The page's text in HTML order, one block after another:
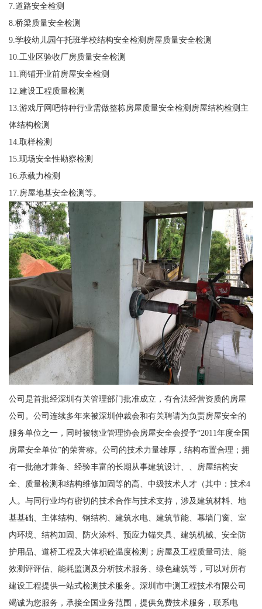
7.道路安全检测
8.桥梁质量安全检测
9.学校幼儿园午托班学校结构安全检测房屋质量安全检测
10.工业区验收厂房质量安全检测
11.商铺开业前房屋安全检测
12.建设工程质量检测
13.游戏厅网吧特种行业需做整栋房屋质量安全检测房屋结构检测主
体结构检测
14.取样检测
15.现场安全性勘察检测
16.承载力检测
17.房屋地基安全检测等。
公司是首批经深圳有关管理部门批准成立，有合法经营资质的房屋
公司。公司连续多年来被深圳仲裁会和有关聘请为负责房屋安全的
服务单位之一，同时被物业管理协会房屋安全会授予“2011年度全国
房屋安全单位”的荣誉称。公司的技术力量雄厚，结构布置合理；拥
有一批德才兼备、经验丰富的长期从事建筑设计、、房屋结构安
全、质量检测和结构维修加固等的高、中级技术人才（其中：技术4
人。与同行业均有密切的技术合作与技术支持，涉及建筑材料、地
基基础、主体结构、钢结构、建筑水电、建筑节能、幕墙门窗、室
内环境、结构加固、防火涂料、预应力锚夹具、建筑机械、安全防
护用品、道桥工程及大体积砼温度检测；房屋及工程质量司法、能
效测评评估、能耗监测及分析技术服务、绿色建筑等，可以对所有
建设工程提供一站式检测技术服务。深圳市中测工程技术有限公司
竭诚为您服务，承接全国业务范围，提供免费技术服务，联系电